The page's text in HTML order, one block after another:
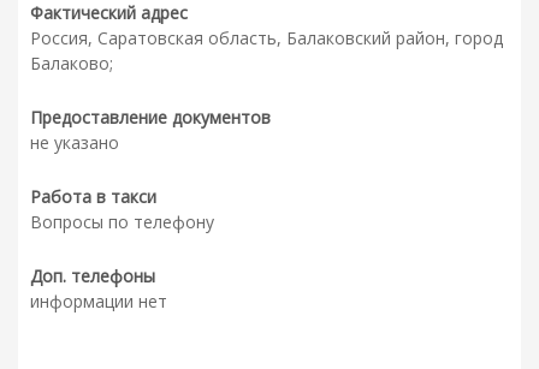
Фактический адрес
Россия, Саратовская область, Балаковский район, город
Балаково;
Предоставление документов
не указано
Работа в такси
Вопросы по телефону
Доп. телефоны
информации нет